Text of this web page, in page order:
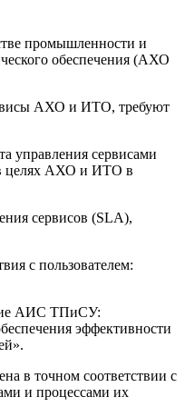
промышленности и
обеспечения (АХО
АХО и ИТО, требуют
управления сервисами
целях АХО и ИТО в
сервисов (SLA),
с пользователем:
АИС ТПиСУ:
эффективности
в точном соответствии с
и процессами их